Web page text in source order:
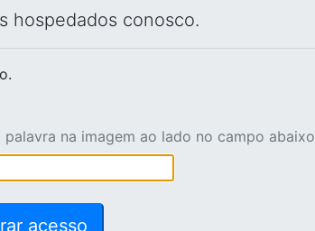
hospedados conosco.
palavra na imagem ao lado no campo abaixo